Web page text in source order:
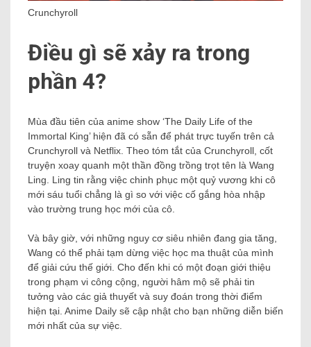
Crunchyroll
Điều gì sẽ xảy ra trong
phần 4?
Mùa đầu tiên của anime show ‘The Daily Life of the
Immortal King’ hiện đã có sẵn để phát trực tuyến trên cả
Crunchyroll và Netflix. Theo tóm tắt của Crunchyroll, cốt
truyện xoay quanh một thần đồng trồng trọt tên là Wang
Ling. Ling tin rằng việc chinh phục một quỷ vương khi cô
mới sáu tuổi chẳng là gì so với việc cố gắng hòa nhập
vào trường trung học mới của cô.
Và bây giờ, với những nguy cơ siêu nhiên đang gia tăng,
Wang có thể phải tạm dừng việc học ma thuật của mình
để giải cứu thế giới. Cho đến khi có một đoạn giới thiệu
trong phạm vi công cộng, người hâm mộ sẽ phải tin
tưởng vào các giả thuyết và suy đoán trong thời điểm
hiện tại. Anime Daily sẽ cập nhật cho bạn những diễn biến
mới nhất của sự việc.